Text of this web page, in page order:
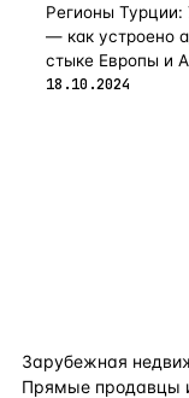
Регионы Турции:
— как устроено
стыке Европы и
18.10.2024
Зарубежная
Прямые продавцы